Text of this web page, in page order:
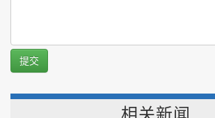
提交